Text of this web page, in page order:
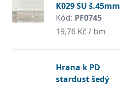
K029 SU š.45mm
Kód: PF0745
19,76 Kč / bm
Hrana k PD
stardust šedý